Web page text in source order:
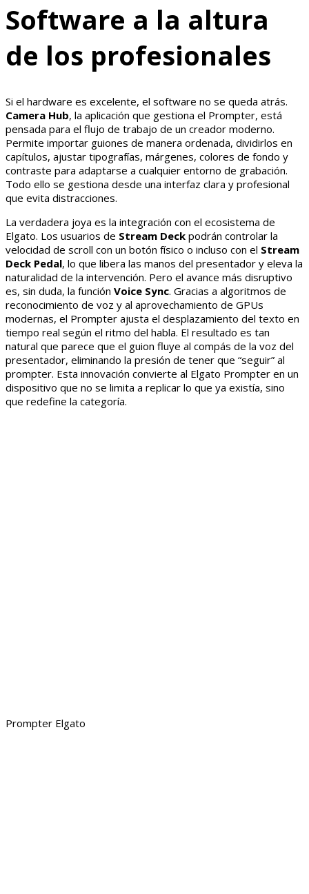
Software a la altura
de los profesionales
Si el hardware es excelente, el software no se queda atrás.
Camera Hub, la aplicación que gestiona el Prompter, está
pensada para el flujo de trabajo de un creador moderno.
Permite importar guiones de manera ordenada, dividirlos en
capítulos, ajustar tipografías, márgenes, colores de fondo y
contraste para adaptarse a cualquier entorno de grabación.
Todo ello se gestiona desde una interfaz clara y profesional
que evita distracciones.
La verdadera joya es la integración con el ecosistema de
Elgato. Los usuarios de Stream Deck podrán controlar la
velocidad de scroll con un botón físico o incluso con el Stream
Deck Pedal, lo que libera las manos del presentador y eleva la
naturalidad de la intervención. Pero el avance más disruptivo
es, sin duda, la función Voice Sync. Gracias a algoritmos de
reconocimiento de voz y al aprovechamiento de GPUs
modernas, el Prompter ajusta el desplazamiento del texto en
tiempo real según el ritmo del habla. El resultado es tan
natural que parece que el guion fluye al compás de la voz del
presentador, eliminando la presión de tener que “seguir” al
prompter. Esta innovación convierte al Elgato Prompter en un
dispositivo que no se limita a replicar lo que ya existía, sino
que redefine la categoría.
Prompter Elgato